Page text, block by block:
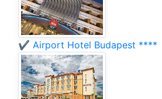
✔️ Airport Hotel Budapest ****